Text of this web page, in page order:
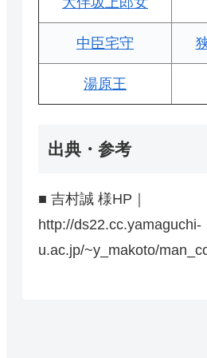
中臣宅守
湯原王
出典・参考
■ 吉村誠 様HP｜
http://ds22.cc.yamaguchi-
u.ac.jp/~y_makoto/